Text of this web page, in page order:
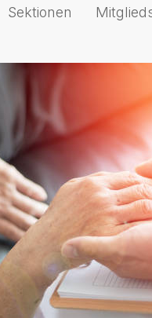
Sektionen